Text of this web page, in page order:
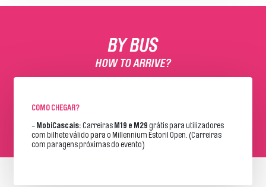
BY BUS
HOW TO ARRIVE?
COMO CHEGAR?
- MobiCascais: Carreiras M19 e M29 grátis para utilizadores
com bilhete válido para o Millennium Estoril Open. (Carreiras
com paragens próximas do evento)